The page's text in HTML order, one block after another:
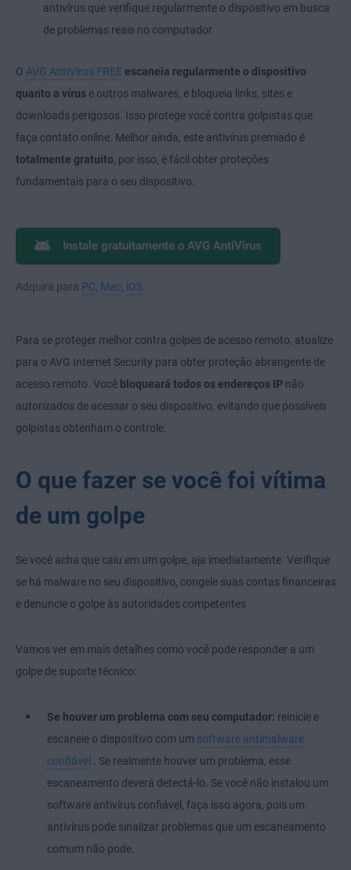
antivírus que verifique regularmente o dispositivo em busca
de problemas reais no computador.
O AVG AntiVirus FREE escaneia regularmente o dispositivo
quanto a vírus e outros malwares, e bloqueia links, sites e
downloads perigosos. Isso protege você contra golpistas que
faça contato online. Melhor ainda, este antivírus premiado é
totalmente gratuito , por isso, é fácil obter proteções
fundamentais para o seu dispositivo.
Instale gratuitamente o AVG AntiVirus
Adquira para PC Mac iOS
Para se proteger melhor contra golpes de acesso remoto, atualize
para o AVG Internet Security para obter proteção abrangente de
acesso remoto. Você bloqueará todos os endereços IP não
autorizados de acessar o seu dispositivo, evitando que possíveis
golpistas obtenham o controle.
O que fazer se você foi vítima
de um golpe
Se você acha que caiu em um golpe, aja imediatamente. Verifique
se há malware no seu dispositivo, congele suas contas financeiras
e denuncie o golpe às autoridades competentes
Vamos ver em mais detalhes como você pode responder a um
golpe de suporte técnico:
Se houver um problema com seu computador: reinicie e
escaneie o dispositivo com um software antimalware
confiável . Se realmente houver um problema, esse
escaneamento deverá detectá-lo. Se você não instalou um
software antivírus confiável, faça isso agora, pois um
antivírus pode sinalizar problemas que um escaneamento
comum não pode.